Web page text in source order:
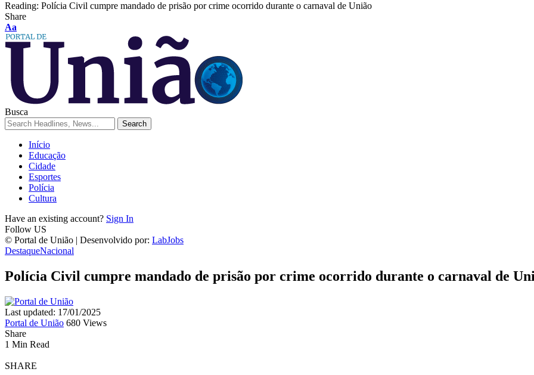
Reading: Polícia Civil cumpre mandado de prisão por crime ocorrido durante o carnaval de União
Share
Aa
Busca
Início
Educação
Cidade
Esportes
Polícia
Cultura
Have an existing account? Sign In
Follow US
© Portal de União | Desenvolvido por: LabJobs
DestaqueNacional
Polícia Civil cumpre mandado de prisão por crime ocorrido durante o carnaval de
Last updated: 17/01/2025
Portal de União 680 Views
Share
1 Min Read
SHARE